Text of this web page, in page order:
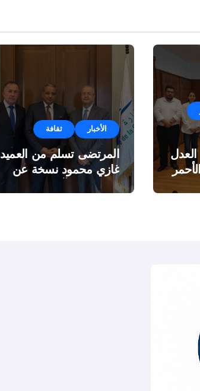
العدل
الأخبار ثقافة
المرتضى تسلم من العميد
غازي محمود نسخة عن
اطروحته “الآفاق المالية